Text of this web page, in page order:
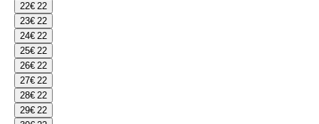
22€ 22
23€ 22
24€ 22
25€ 22
26€ 22
27€ 22
28€ 22
29€ 22